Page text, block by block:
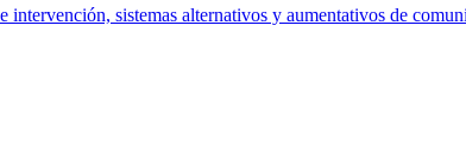
sistemas alternativos y aumentativos de